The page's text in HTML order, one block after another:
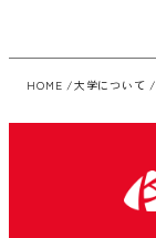
HOME 大学について